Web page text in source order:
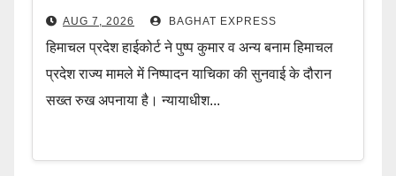
AUG 7, 2026 BAGHAT EXPRESS
हिमाचल प्रदेश हाईकोर्ट ने पुष्प कुमार व अन्य बनाम हिमाचल
प्रदेश राज्य मामले में निष्पादन याचिका की सुनवाई के दौरान
सख्त रुख अपनाया है। न्यायाधीश...